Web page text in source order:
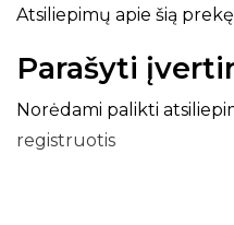
Atsiliepimų apie šią
Parašyti
Norėdami palikti
registruotis